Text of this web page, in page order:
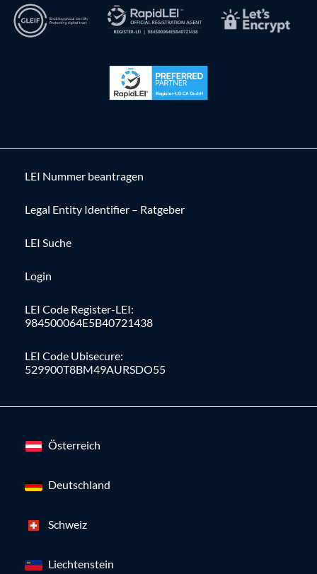
LEI Nummer beantragen
Legal Entity Identifier – Ratgeber
LEI Suche
Login
LEI Code Register-LEI:
984500064E5B40721438
LEI Code Ubisecure:
529900T8BM49AURSDO55
Österreich
Deutschland
Schweiz
Liechtenstein